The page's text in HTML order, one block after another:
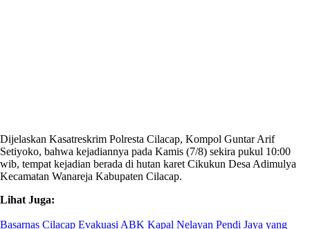
Dijelaskan Kasatreskrim Polresta Cilacap, Kompol Guntar Arif
Setiyoko, bahwa kejadiannya pada Kamis (7/8) sekira pukul 10:00
wib, tempat kejadian berada di hutan karet Cikukun Desa Adimulya
Kecamatan Wanareja Kabupaten Cilacap.
Lihat Juga:
Basarnas Cilacap Evakuasi ABK Kapal Nelayan Pendi Jaya yang